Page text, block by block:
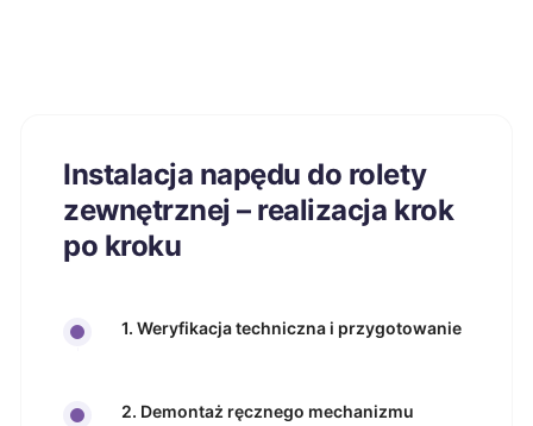
Instalacja napędu do rolety
zewnętrznej – realizacja krok
po kroku
1. Weryfikacja techniczna i przygotowanie
2. Demontaż ręcznego mechanizmu